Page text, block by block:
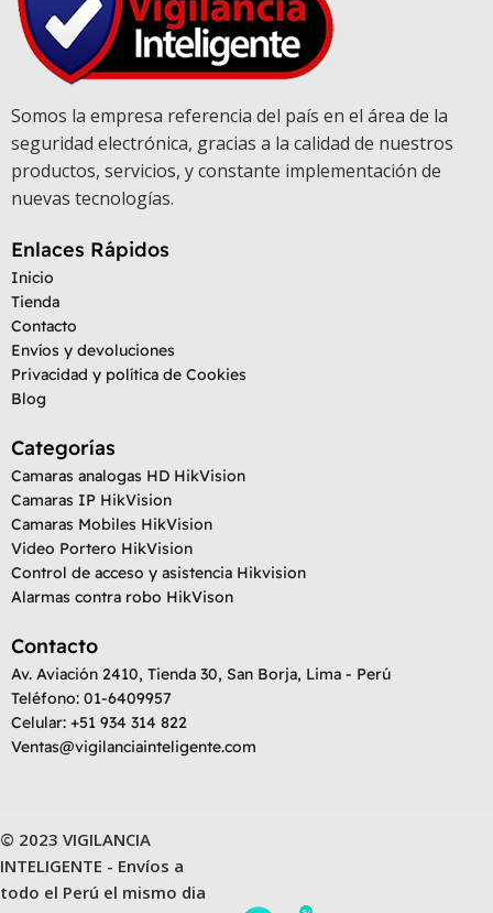
Somos la empresa referencia del país en el área de la
seguridad electrónica, gracias a la calidad de nuestros
productos, servicios, y constante implementación de
nuevas tecnologías.
Enlaces Rápidos
Inicio
Tienda
Contacto
Envíos y devoluciones
Privacidad y política de Cookies
Blog
Categorías
Camaras analogas HD HikVision
Camaras IP HikVision
Camaras Mobiles HikVision
Video Portero HikVision
Control de acceso y asistencia Hikvision
Alarmas contra robo HikVison
Contacto
Av. Aviación 2410, Tienda 30, San Borja, Lima - Perú
Teléfono: 01-6409957
Celular: +51 934 314 822
Ventas@vigilanciainteligente.com
© 2023 VIGILANCIA
INTELIGENTE - Envíos a
todo el Perú el mismo dia